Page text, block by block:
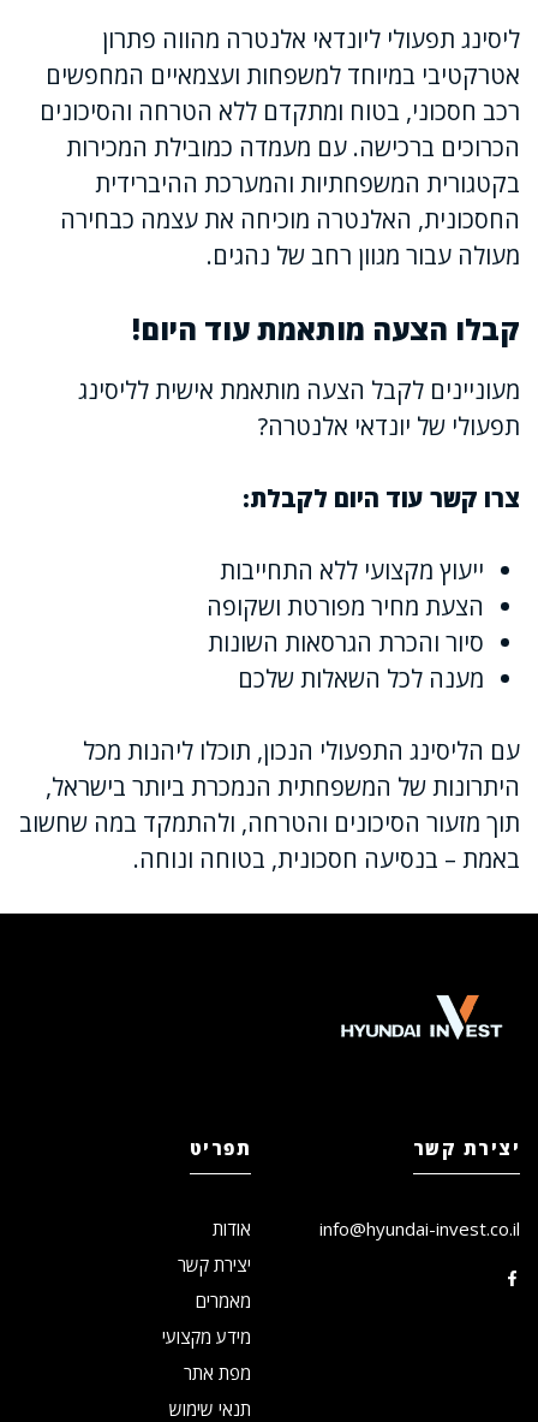
ליסינג תפעולי ליונדאי אלנטרה מהווה פתרון
אטרקטיבי במיוחד למשפחות ועצמאיים המחפשים
רכב חסכוני, בטוח ומתקדם ללא הטרחה והסיכונים
הכרוכים ברכישה. עם מעמדה כמובילת המכירות
בקטגורית המשפחתיות והמערכת ההיברידית
החסכונית, האלנטרה מוכיחה את עצמה כבחירה
מעולה עבור מגוון רחב של נהגים.
קבלו הצעה מותאמת עוד היום!
מעוניינים לקבל הצעה מותאמת אישית לליסינג
תפעולי של יונדאי אלנטרה?
צרו קשר עוד היום לקבלת:
ייעוץ מקצועי ללא התחייבות
הצעת מחיר מפורטת ושקופה
סיור והכרת הגרסאות השונות
מענה לכל השאלות שלכם
עם הליסינג התפעולי הנכון, תוכלו ליהנות מכל
היתרונות של המשפחתית הנמכרת ביותר בישראל,
תוך מזעור הסיכונים והטרחה, ולהתמקד במה שחשוב
באמת – בנסיעה חסכונית, בטוחה ונוחה.
יצירת קשר
info@hyundai-invest.co.il
תפריט
אודות
יצירת קשר
מאמרים
מידע מקצועי
מפת אתר
תנאי שימוש